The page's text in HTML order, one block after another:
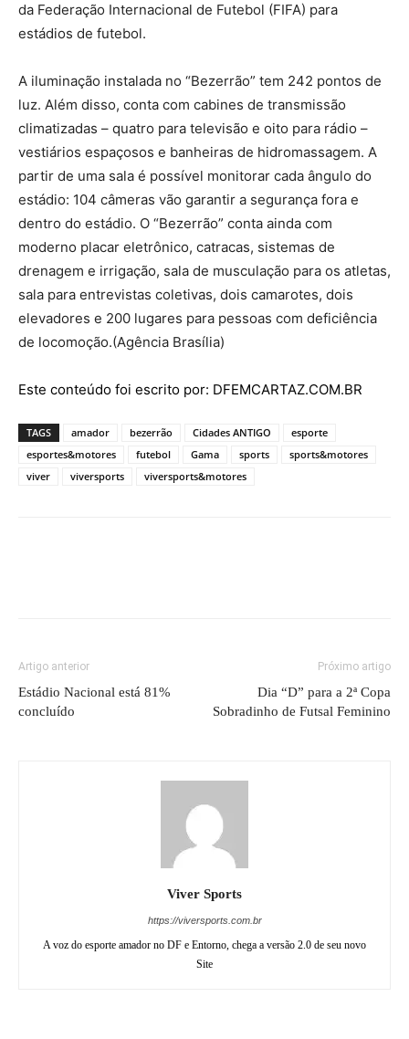
da Federação Internacional de Futebol (FIFA) para
estádios de futebol.
A iluminação instalada no “Bezerrão” tem 242 pontos de
luz. Além disso, conta com cabines de transmissão
climatizadas – quatro para televisão e oito para rádio –
vestiários espaçosos e banheiras de hidromassagem. A
partir de uma sala é possível monitorar cada ângulo do
estádio: 104 câmeras vão garantir a segurança fora e
dentro do estádio. O “Bezerrão” conta ainda com
moderno placar eletrônico, catracas, sistemas de
drenagem e irrigação, sala de musculação para os atletas,
sala para entrevistas coletivas, dois camarotes, dois
elevadores e 200 lugares para pessoas com deficiência
de locomoção.(Agência Brasília)
Este conteúdo foi escrito por: DFEMCARTAZ.COM.BR
TAGS amador bezerrão Cidades ANTIGO
esporte
esportes&motores
futebol Gama sports
sports&motores
viver
viversports viversports&motores
Artigo anterior
Estádio Nacional está 81%
concluído
Próximo artigo
Dia “D” para a 2ª Copa
Sobradinho de Futsal Feminino
Viver Sports
https://viversports.com.br
A voz do esporte amador no DF e Entorno, chega a versão 2.0 de seu novo
Site